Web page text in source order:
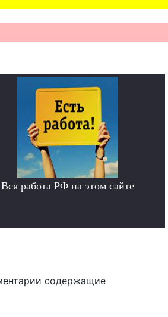
Вся работа РФ на этом сайте
содержащие